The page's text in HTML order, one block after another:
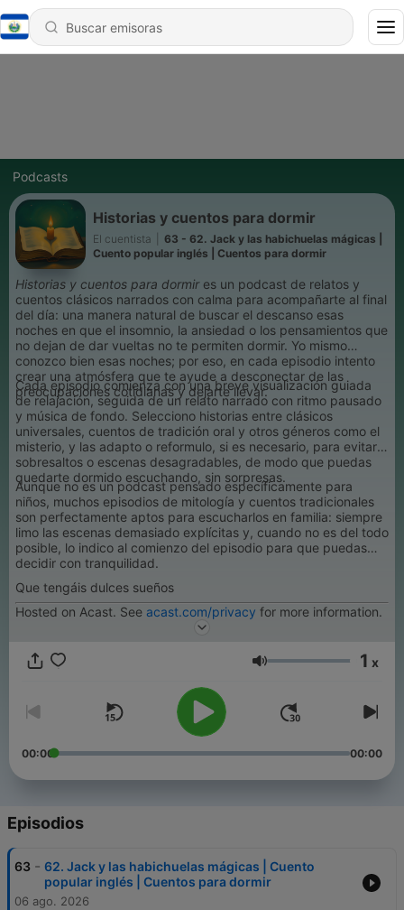
Podcasts
Historias y cuentos para dormir
El cuentista
63 - 62. Jack y las habichuelas mágicas |
Cuento popular inglés | Cuentos para dormir
Historias y cuentos para dormires un podcast de relatos y
cuentos clásicos narrados con calma para acompañarte al final
del día: una manera natural de buscar el descanso esas
noches en que el insomnio, la ansiedad o los pensamientos que
no dejan de dar vueltas no te permiten dormir. Yo mismo
conozco bien esas noches; por eso, en cada episodio intento
crear una atmósfera que te ayude a desconectar de las
preocupaciones cotidianas y dejarte llevar.
Cada episodio comienza con una breve visualización guiada
de relajación, seguida de un relato narrado con ritmo pausado
y música de fondo. Selecciono historias entre clásicos
universales, cuentos de tradición oral y otros géneros como el
misterio, y las adapto o reformulo, si es necesario, para evitar
sobresaltos o escenas desagradables, de modo que puedas
quedarte dormido escuchando, sin sorpresas.
Aunque no es un podcast pensado específicamente para
niños, muchos episodios de mitología y cuentos tradicionales
son perfectamente aptos para escucharlos en familia: siempre
limo las escenas demasiado explícitas y, cuando no es del todo
posible, lo indico al comienzo del episodio para que puedas
decidir con tranquilidad.
Que tengáis dulces sueños
Hosted on Acast. See acast.com/privacy for more information.
Volumen 1 x
00:00 00:00
Episodios
63 - 62. Jack y las habichuelas mágicas | Cuento
popular inglés | Cuentos para dormir
06 ago. 2026